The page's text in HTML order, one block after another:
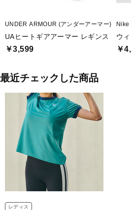
UNDER ARMOUR (アンダーアーマー)
UAヒートギアアーマー レギンス
￥3,599
Nike
ウ
￥
最近チェックした商品
レディス